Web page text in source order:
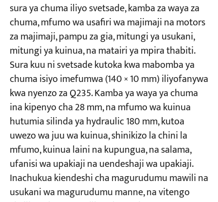
sura ya chuma iliyo svetsade, kamba za waya za
chuma, mfumo wa usafiri wa majimaji na motors
za majimaji, pampu za gia, mitungi ya usukani,
mitungi ya kuinua, na matairi ya mpira thabiti.
Sura kuu ni svetsade kutoka kwa mabomba ya
chuma isiyo imefumwa (140 × 10 mm) iliyofanywa
kwa nyenzo za Q235. Kamba ya waya ya chuma
ina kipenyo cha 28 mm, na mfumo wa kuinua
hutumia silinda ya hydraulic 180 mm, kutoa
uwezo wa juu wa kuinua, shinikizo la chini la
mfumo, kuinua laini na kupungua, na salama,
ufanisi wa upakiaji na uendeshaji wa upakiaji.
Inachukua kiendeshi cha magurudumu mawili na
usukani wa magurudumu manne, na vitengo